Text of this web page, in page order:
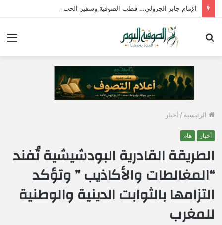
الإمام جابر الجزولي… قطب الصوفية وسفير الحب الإلهي في مصر
الرئيسية / أخبار
أخبار هام
الطريقة القادرية البودشيشية تُفند
“المغالطات والأكاذيب ” وتؤكد
التزامها بالثوابت الدينية والوطنية
للمغرب